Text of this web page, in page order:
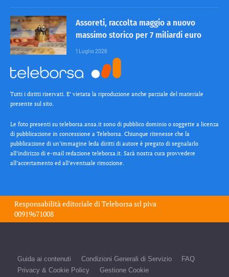
Assoreti, raccolta maggio a nuovo
massimo storico per 7 miliardi euro
1 Luglio 2026
Tutti i diritti riservati. E’ vietata la riproduzione anche parziale del materiale
presente sul sito.
Le foto presenti su teleborsa.ansa.it sono di pubblico dominio o soggette a licenza
di pubblicazione in concessione a Teleborsa. Chiunque ritenesse che la
pubblicazione di un’immagine leda diritti di autore è pregato di segnalarlo
all’indirizzo di e-mail redazione teleborsa.it. Sarà nostra cura provvedere
all’accertamento ed all’eventuale rimozione.
Responsabilità editoriale diTeleborsa srlpiva
00919671008
Guida ai contenuti Condizioni Generali di Servizio
FAQ
Privacy & Cookie Policy
Gestione Cookie